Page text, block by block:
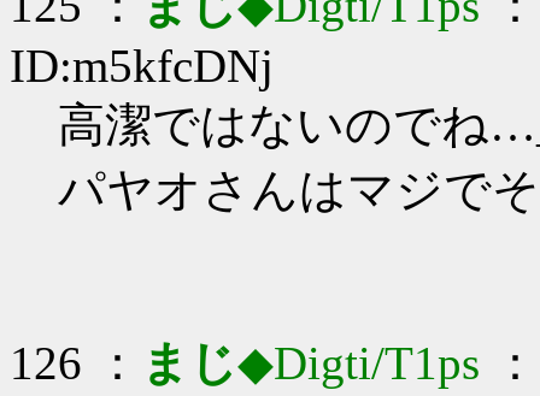
ID:m5kfcDNj
高潔ではないのでね
パヤオさんはマジで
126 ： まじ◆Digti/T1ps